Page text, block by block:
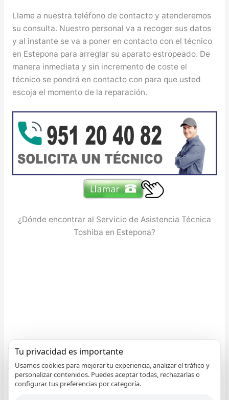
Llame a nuestra teléfono de contacto y atenderemos
su consulta. Nuestro personal va a recoger sus datos
y al instante se va a poner en contacto con el técnico
en Estepona para arreglar su aparato estropeado. De
manera inmediata y sin incremento de coste el
técnico se pondrá en contacto con para que usted
escoja el momento de la reparación.
¿Dónde encontrar al Servicio de Asistencia Técnica
Toshiba en Estepona?
Tu privacidad es importante
Usamos cookies para mejorar tu experiencia, analizar el tráfico y
personalizar contenidos. Puedes aceptar todas, rechazarlas o
configurar tus preferencias por categoría.